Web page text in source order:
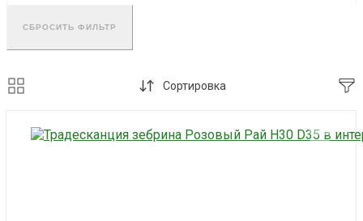
СБРОСИТЬ ФИЛЬТР
Сортировка